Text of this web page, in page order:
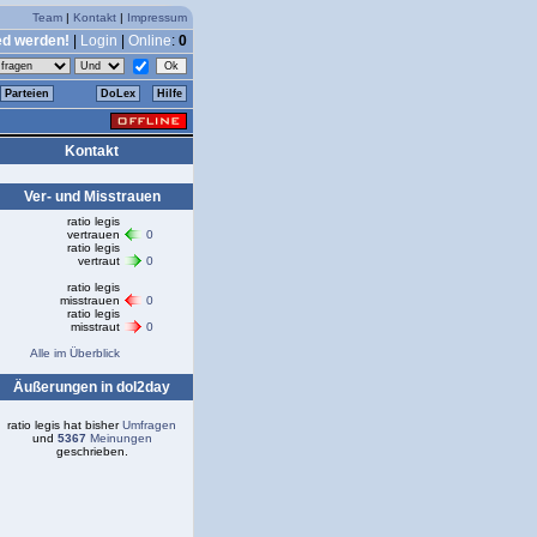
Team | Kontakt | Impressum
werden! Login Online: 0
Parteien DoLex Hilfe
Kontakt
Ver- und Misstrauen
ratio legis
vertrauen
0
ratio legis
vertraut
0
ratio legis
misstrauen
0
ratio legis
misstraut
0
Alle im Überblick
Äußerungen in dol2day
ratio legis hat bisherUmfragen
und 5367Meinungen
geschrieben.